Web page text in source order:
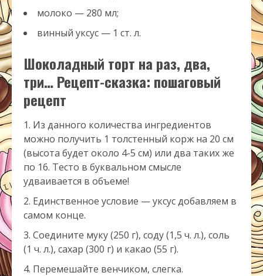
молоко — 280 мл;
винный уксус — 1 ст. л.
Шоколадный торт на раз, два,
три… Рецепт-сказка: пошаговый
рецепт
Из данного количества ингредиентов
можно получить 1 толстенный корж на 20 см
(высота будет около 4-5 см) или два таких же
по 16. Тесто в буквальном смысле
удваивается в объеме!
Единственное условие — уксус добавляем в
самом конце.
Соедините муку (250 г), соду (1,5 ч. л.), соль
(1 ч. л.), сахар (300 г) и какао (55 г).
Перемешайте венчиком, слегка.